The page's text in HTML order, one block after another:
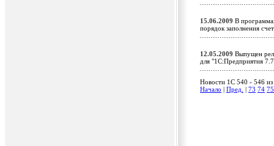
15.06.2009 В
порядок заполнения
12.05.2009 Выпущен
для "1С:Предприятия
Новости 1C 540 - 546
Начало
Пред. 73 74 75